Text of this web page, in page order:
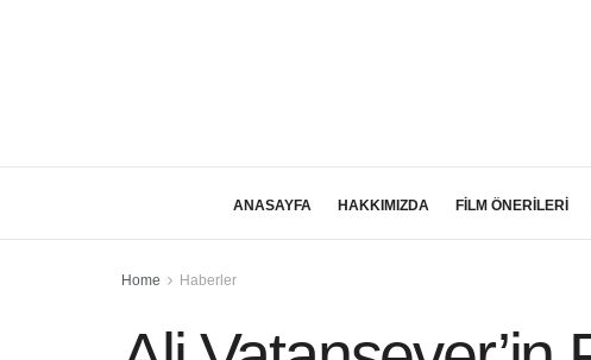
ANASAYFA HAKKIMIZDA FİLM ÖNERİLERİ
Home Haberler